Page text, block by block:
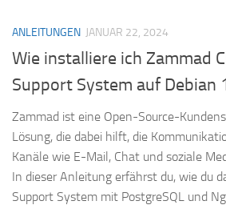
ANLEITUNGEN JANUAR 22, 2024
Wie installiere ich Zammad
Support System auf Debian
Zammad ist eine Open-Source-
Lösung, die dabei hilft, die
Kanäle wie E-Mail, Chat und soziale
In dieser Anleitung erfährst du, wie du
Support System mit PostgreSQL und